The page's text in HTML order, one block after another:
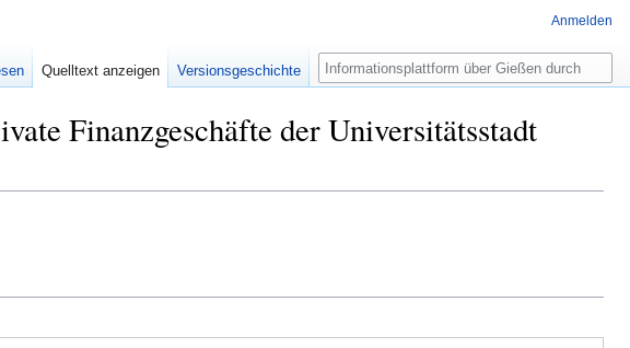
Finanzgeschäfte der Universitätsstadt
Anmelden
Quelltext anzeigen Versionsgeschichte Suche